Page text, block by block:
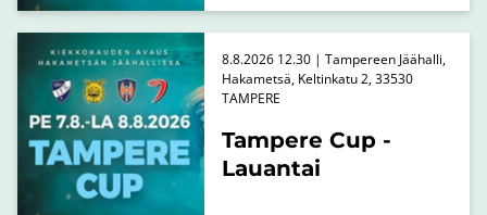
Tampere Cup -
Lauantai
8.8.2026 12.30 | Tampereen Jäähalli,
Hakametsä, Keltinkatu 2, 33530
TAMPERE